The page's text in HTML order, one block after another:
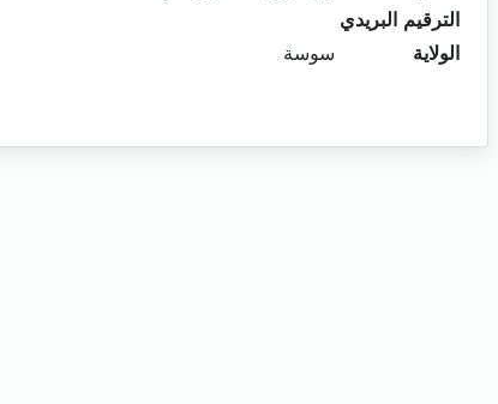
الترقيم البريدي
الولاية
سوسة